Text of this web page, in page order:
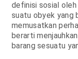
definisi sosial oleh
suatu obyek yang
memusatkan
berarti
barang sesuatu